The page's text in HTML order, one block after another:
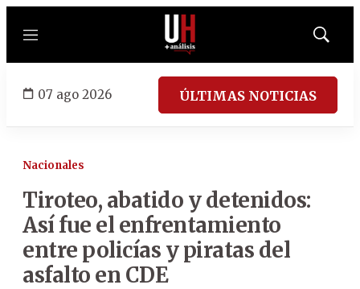
Menú
Mostrar
07 ago 2026 ÚLTIMAS NOTICIAS
Nacionales
Tiroteo, abatido y detenidos:
Así fue el enfrentamiento
entre policías y piratas del
asfalto en CDE